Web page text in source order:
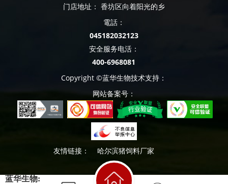
门店地址： 香坊区向着阳光的乡
電話：
045182032123
安全服务电活：
400-6968081
Copyright ©蓝华生物技术支持：
网站备案号：
友情链接： 哈尔滨猪饲料厂家
蓝华生物: